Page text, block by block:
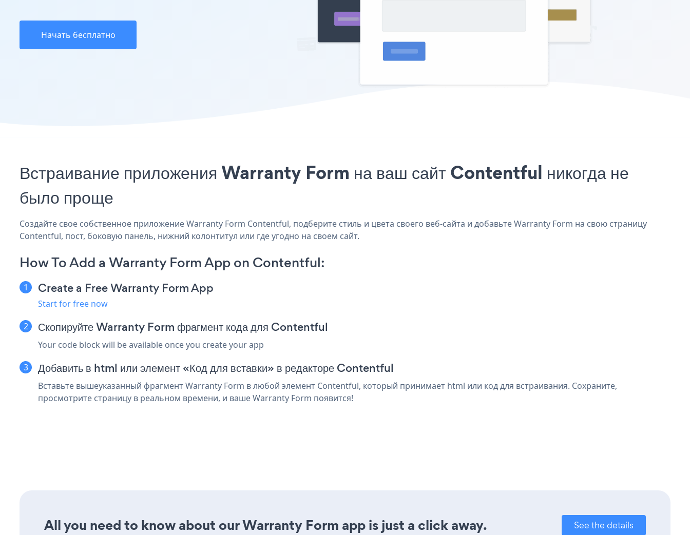
Начать бесплатно
Встраивание приложения Warranty Form на ваш сайт Contentful никогда не
было проще
Создайте свое собственное приложение Warranty Form Contentful, подберите стиль и цвета своего веб-сайта и добавьте Warranty Form на свою страницу
Contentful, пост, боковую панель, нижний колонтитул или где угодно на своем сайт.
How To Add a Warranty Form App on Contentful:
Create a Free Warranty Form App
Start for free now
Скопируйте Warranty Form фрагмент кода для Contentful
Your code block will be available once you create your app
Добавить в html или элемент «Код для вставки» в редакторе Contentful
Вставьте вышеуказанный фрагмент Warranty Form в любой элемент Contentful, который принимает html или код для встраивания. Сохраните,
просмотрите страницу в реальном времени, и ваше Warranty Form появится!
All you need to know about our Warranty Form app is just a click away. See the details